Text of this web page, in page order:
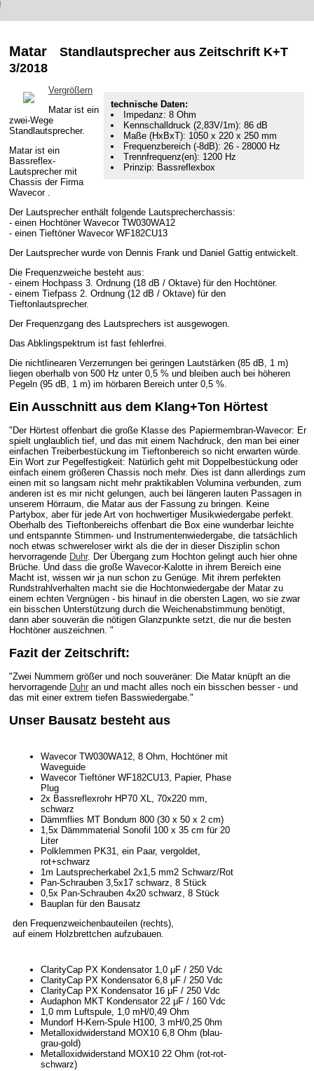
Matar Standlautsprecher aus Zeitschrift K+T
3/2018
technische Daten:
Impedanz: 8 Ohm
Kennschalldruck (2,83V/1m): 86 dB
Maße (HxBxT): 1050 x 220 x 250 mm
Frequenzbereich (-8dB): 26 - 28000 Hz
Trennfrequenz(en): 1200 Hz
Prinzip: Bassreflexbox
Vergrößern
Matar ist ein
zwei-Wege
Standlautsprecher.
Matar ist ein
Bassreflex-
Lautsprecher mit
Chassis der Firma
Wavecor .
Der Lautsprecher enthält folgende Lautsprecherchassis:
- einen Hochtöner Wavecor TW030WA12
- einen Tieftöner Wavecor WF182CU13
Der Lautsprecher wurde von Dennis Frank und Daniel Gattig entwickelt.
Die Frequenzweiche besteht aus:
- einem Hochpass 3. Ordnung (18 dB / Oktave) für den Hochtöner.
- einem Tiefpass 2. Ordnung (12 dB / Oktave) für den
Tieftonlautsprecher.
Der Frequenzgang des Lautsprechers ist ausgewogen.
Das Abklingspektrum ist fast fehlerfrei.
Die nichtlinearen Verzerrungen bei geringen Lautstärken (85 dB, 1 m)
liegen oberhalb von 500 Hz unter 0,5 % und bleiben auch bei höheren
Pegeln (95 dB, 1 m) im hörbaren Bereich unter 0,5 %.
Ein Ausschnitt aus dem Klang+Ton Hörtest
"Der Hörtest offenbart die große Klasse des Papiermembran-Wavecor: Er
spielt unglaublich tief, und das mit einem Nachdruck, den man bei einer
einfachen Treiberbestückung im Tieftonbereich so nicht erwarten würde.
Ein Wort zur Pegelfestigkeit: Natürlich geht mit Doppelbestückung oder
einfach einem größeren Chassis noch mehr. Dies ist dann allerdings zum
einen mit so langsam nicht mehr praktikablen Volumina verbunden, zum
anderen ist es mir nicht gelungen, auch bei längeren lauten Passagen in
unserem Hörraum, die Matar aus der Fassung zu bringen. Keine
Partybox, aber für jede Art von hochwertiger Musikwiedergabe perfekt.
Oberhalb des Tieftonbereichs offenbart die Box eine wunderbar leichte
und entspannte Stimmen- und Instrumentenwiedergabe, die tatsächlich
noch etwas schwereloser wirkt als die der in dieser Disziplin schon
hervorragende Duhr. Der Übergang zum Hochton gelingt auch hier ohne
Brüche. Und dass die große Wavecor-Kalotte in ihrem Bereich eine
Macht ist, wissen wir ja nun schon zu Genüge. Mit ihrem perfekten
Rundstrahlverhalten macht sie die Hochtonwiedergabe der Matar zu
einem echten Vergnügen - bis hinauf in die obersten Lagen, wo sie zwar
ein bisschen Unterstützung durch die Weichenabstimmung benötigt,
dann aber souverän die nötigen Glanzpunkte setzt, die nur die besten
Hochtöner auszeichnen. "
Fazit der Zeitschrift:
"Zwei Nummern größer und noch souveräner: Die Matar knüpft an die
hervorragende Duhr an und macht alles noch ein bisschen besser - und
das mit einer extrem tiefen Basswiedergabe."
Unser Bausatz besteht aus
Wavecor TW030WA12, 8 Ohm, Hochtöner mit
Waveguide
Wavecor Tieftöner WF182CU13, Papier, Phase
Plug
2x Bassreflexrohr HP70 XL, 70x220 mm,
schwarz
Dämmflies MT Bondum 800 (30 x 50 x 2 cm)
1,5x Dämmmaterial Sonofil 100 x 35 cm für 20
Liter
Polklemmen PK31, ein Paar, vergoldet,
rot+schwarz
1m Lautsprecherkabel 2x1,5 mm2 Schwarz/Rot
Pan-Schrauben 3,5x17 schwarz, 8 Stück
0,5x Pan-Schrauben 4x20 schwarz, 8 Stück
Bauplan für den Bausatz
den Frequenzweichenbauteilen (rechts),
auf einem Holzbrettchen aufzubauen.
ClarityCap PX Kondensator 1,0 μF / 250 Vdc
ClarityCap PX Kondensator 6,8 μF / 250 Vdc
ClarityCap PX Kondensator 16 μF / 250 Vdc
Audaphon MKT Kondensator 22 μF / 160 Vdc
1,0 mm Luftspule, 1,0 mH/0,49 Ohm
Mundorf H-Kern-Spule H100, 3 mH/0,25 0hm
Metalloxidwiderstand MOX10 6,8 Ohm (blau-
grau-gold)
Metalloxidwiderstand MOX10 22 Ohm (rot-rot-
schwarz)